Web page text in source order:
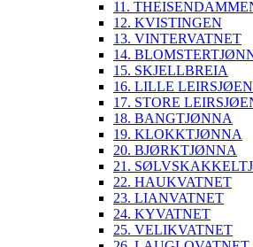
11.
12. KVISTINGEN
13. VINTERVATNET
14.
15. SKJELLBREIA
16. LILLE LEIRSJØEN
17. STORE
18. BANGTJØNNA
19. KLOKKTJØNNA
20. BJØRKTJØNNA
21.
22. HAUKVATNET
23. LIANVATNET
24. KYVATNET
25. VELIKVATNET